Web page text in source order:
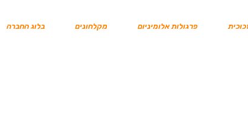
פרגולות אלומיניום מקלחונים בלוג החברה